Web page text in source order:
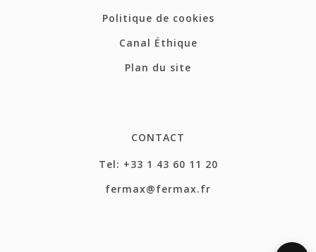
Politique de cookies
Canal Éthique
Plan du site
CONTACT
Tel: +33 1 43 60 11 20
fermax@fermax.fr